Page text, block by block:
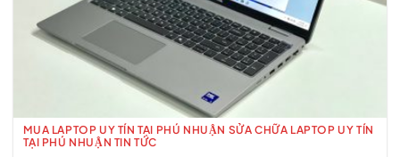
MUA LAPTOP UY TÍN TẠI PHÚ NHUẬN SỬA CHỮA LAPTOP UY TÍN
TẠI PHÚ NHUẬN TIN TỨC